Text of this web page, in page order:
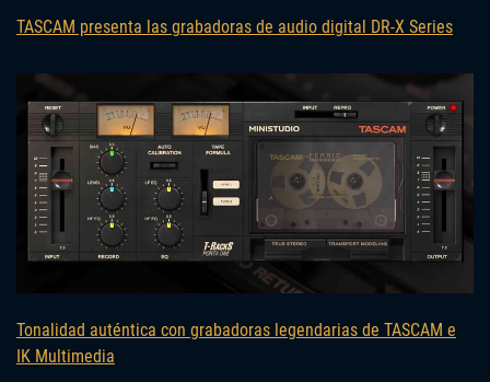
TASCAM presenta las grabadoras de audio digital DR-X Series
Tonalidad auténtica con grabadoras legendarias de TASCAM e
IK Multimedia